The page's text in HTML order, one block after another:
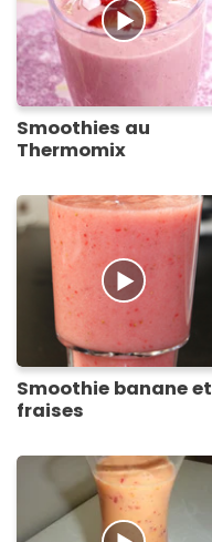
Smoothies au
Thermomix
Smoothie banane et
fraises